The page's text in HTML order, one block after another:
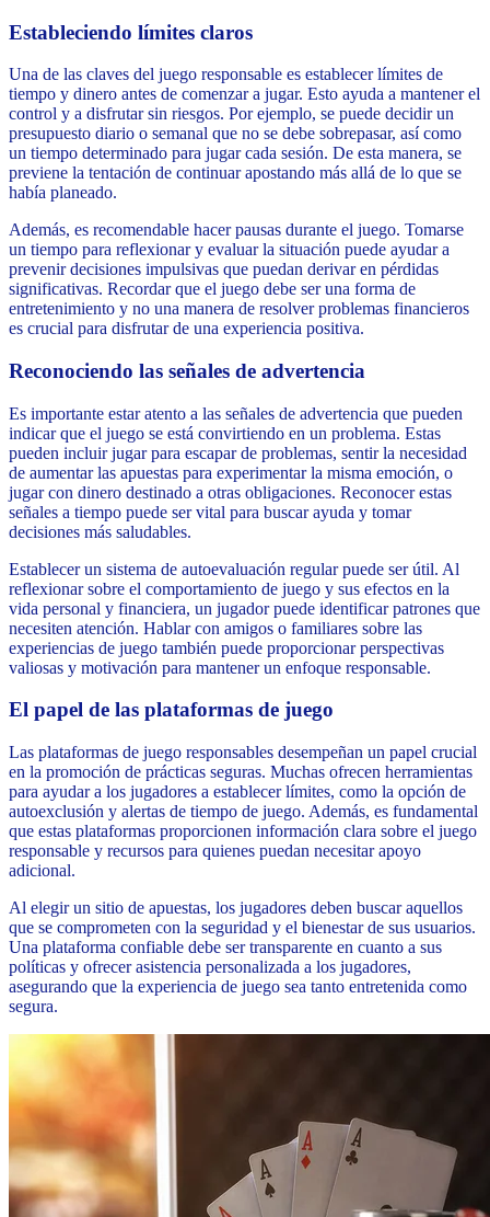
Estableciendo límites claros
Una de las claves del juego responsable es establecer límites de
tiempo y dinero antes de comenzar a jugar. Esto ayuda a mantener el
control y a disfrutar sin riesgos. Por ejemplo, se puede decidir un
presupuesto diario o semanal que no se debe sobrepasar, así como
un tiempo determinado para jugar cada sesión. De esta manera, se
previene la tentación de continuar apostando más allá de lo que se
había planeado.
Además, es recomendable hacer pausas durante el juego. Tomarse
un tiempo para reflexionar y evaluar la situación puede ayudar a
prevenir decisiones impulsivas que puedan derivar en pérdidas
significativas. Recordar que el juego debe ser una forma de
entretenimiento y no una manera de resolver problemas financieros
es crucial para disfrutar de una experiencia positiva.
Reconociendo las señales de advertencia
Es importante estar atento a las señales de advertencia que pueden
indicar que el juego se está convirtiendo en un problema. Estas
pueden incluir jugar para escapar de problemas, sentir la necesidad
de aumentar las apuestas para experimentar la misma emoción, o
jugar con dinero destinado a otras obligaciones. Reconocer estas
señales a tiempo puede ser vital para buscar ayuda y tomar
decisiones más saludables.
Establecer un sistema de autoevaluación regular puede ser útil. Al
reflexionar sobre el comportamiento de juego y sus efectos en la
vida personal y financiera, un jugador puede identificar patrones que
necesiten atención. Hablar con amigos o familiares sobre las
experiencias de juego también puede proporcionar perspectivas
valiosas y motivación para mantener un enfoque responsable.
El papel de las plataformas de juego
Las plataformas de juego responsables desempeñan un papel crucial
en la promoción de prácticas seguras. Muchas ofrecen herramientas
para ayudar a los jugadores a establecer límites, como la opción de
autoexclusión y alertas de tiempo de juego. Además, es fundamental
que estas plataformas proporcionen información clara sobre el juego
responsable y recursos para quienes puedan necesitar apoyo
adicional.
Al elegir un sitio de apuestas, los jugadores deben buscar aquellos
que se comprometen con la seguridad y el bienestar de sus usuarios.
Una plataforma confiable debe ser transparente en cuanto a sus
políticas y ofrecer asistencia personalizada a los jugadores,
asegurando que la experiencia de juego sea tanto entretenida como
segura.